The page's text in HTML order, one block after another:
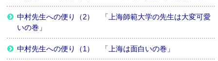
中村先生への便り（2） 「上海師範大学の先生は大変可愛
いの巻」
中村先生への便り（1） 「上海は面白いの巻」